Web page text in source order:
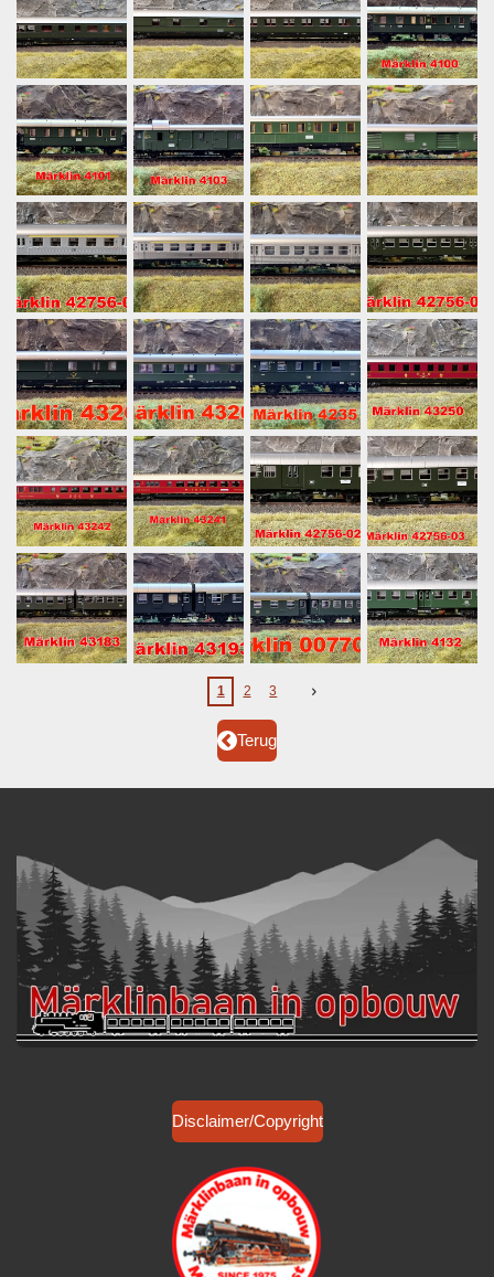
1 2 3
Terug
Disclaimer/Copyright